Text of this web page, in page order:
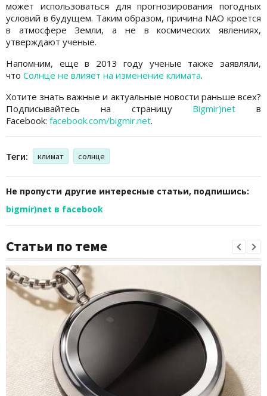
может использоваться для прогнозирования погодных
условий в будущем. Таким образом, причина NAO кроется
в атмосфере Земли, а не в космических явлениях,
утверждают ученые.
Напомним, еще в 2013 году ученые также заявляли,
что Солнце не влияет на изменение климата.
Хотите знать важные и актуальные новости раньше всех?
Подписывайтесь на страницу Bigmir)net в
Facebook: facebook.com/bigmir.net.
Теги: климат солнце
Не пропусти другие интересные статьи, подпишись:
bigmir)net в facebook
Статьи по теме